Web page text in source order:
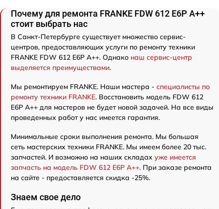
Почему для ремонта FRANKE FDW 612 E6P A++
стоит выбрать нас
В Санкт-Петербурге существует множество сервис-
центров, предоставляющих услуги по ремонту техники
FRANKE FDW 612 E6P A++. Однако наш сервис-центр
выделяется преимуществами.
Мы ремонтируем FRANKE. Наши мастера - специалисты по
ремонту техники FRANKE. Восстановить модель FDW 612
E6P A++ для мастеров не будет новой задачей. На все виды
проведенных работ у нас имеется гарантия.
Минимальные сроки выполнения ремонта. Мы большая
сеть мастерских техники FRANKE. Мы имеем более 20 тыс.
запчастей. И возможно на наших складах уже имеется
запчасть на модель FDW 612 E6P A++. При заказе ремонта
на сайте - предоставляется скидка -25%.
Знаем свое дело